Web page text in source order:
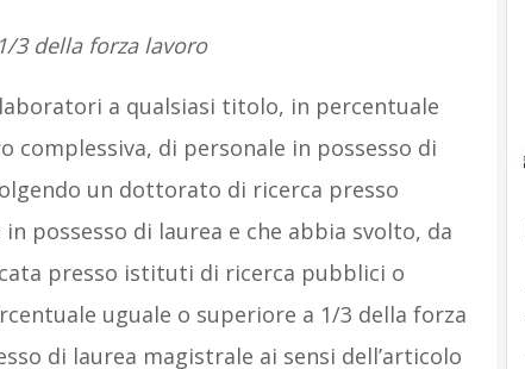
3 della forza lavoro
a qualsiasi titolo, in percentuale
complessiva, di personale in possesso di
un dottorato di ricerca presso
possesso di laurea e che abbia svolto, da
presso istituti di ricerca pubblici o
uguale o superiore a 1/3 della forza
di laurea magistrale ai sensi dell’articolo